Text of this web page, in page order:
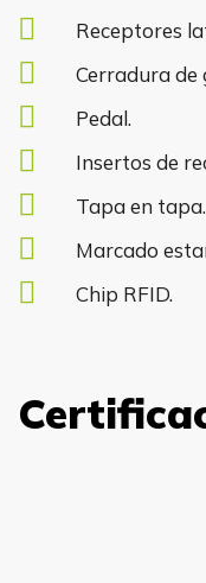
Receptores
Cerradura
Pedal.
Insertos de
Tapa en tapa.
Marcado
Chip RFID.